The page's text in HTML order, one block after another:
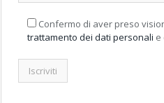
Confermo di aver preso
trattamento dei dati personali e